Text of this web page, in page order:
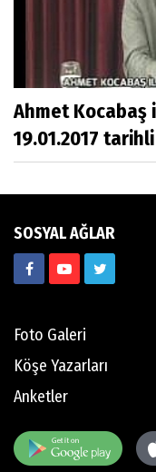
Ahmet Kocabaş
19.01.2017 tarihli
SOSYAL AĞLAR
Foto Galeri
Köşe Yazarları
Anketler